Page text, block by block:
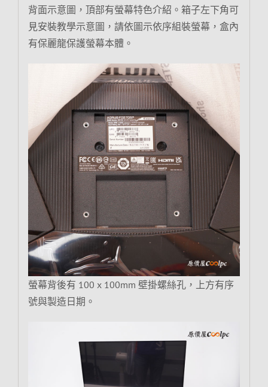
背面示意圖，頂部有螢幕特色介紹。箱子左下角可
見安裝教學示意圖，請依圖示依序組裝螢幕，盒內
有保麗龍保護螢幕本體。
螢幕背後有 100 x 100mm 壁掛螺絲孔，上方有序
號與製造日期。